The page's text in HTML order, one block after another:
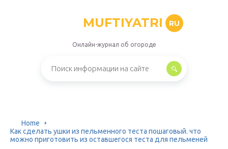
MUFTIYATRI RU
Онлайн-журнал об огороде
Home
Как сделать ушки из пельменного теста пошаговый. что
можно приготовить из оставшегося теста для пельменей